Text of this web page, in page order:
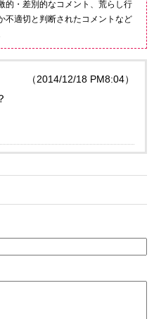
的・差別的なコメント、荒らし行
不適切と判断されたコメントなど
（2014/12/18 PM8:04）